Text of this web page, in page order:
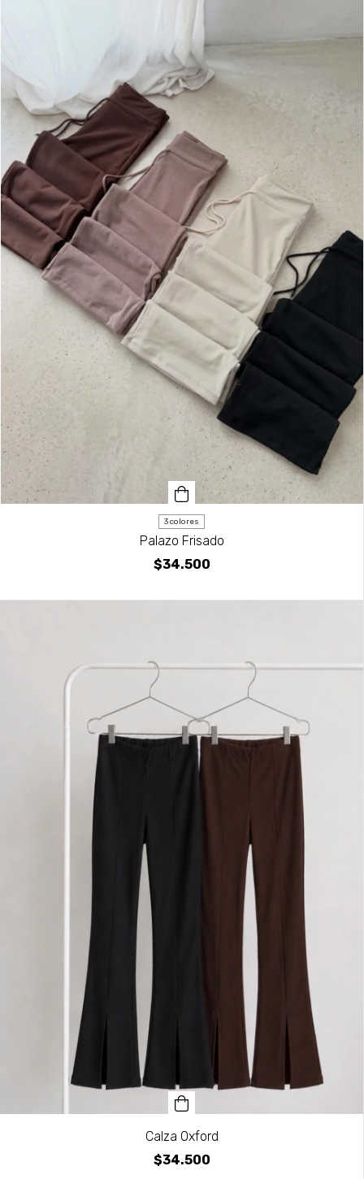
3 colores
Palazo Frisado
$34.500
Calza Oxford
$34.500